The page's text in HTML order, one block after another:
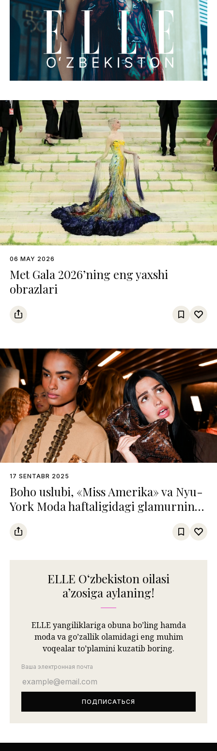
06 MAY 2026
Met Gala 2026’ning eng yaxshi
obrazlari
17 SENTABR 2025
Boho uslubi, «Miss Amerika» va Nyu-
York Moda haftaligidagi glamurning
yangi talqini
ELLE Oʻzbekiston oilasi
aʼzosiga aylaning!
ELLE yangiliklariga obuna bo’ling hamda
moda va go’zallik olamidagi eng muhim
voqealar to’plamini kuzatib boring.
Ваша электронная почта